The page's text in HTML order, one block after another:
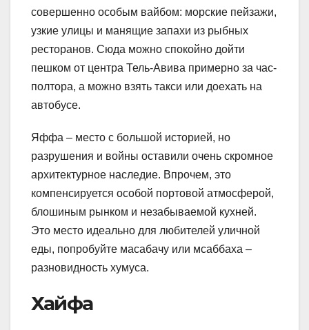
совершенно особым вайбом: морские пейзажи,
узкие улицы и манящие запахи из рыбных
ресторанов. Сюда можно спокойно дойти
пешком от центра Тель-Авива примерно за час-
полтора, а можно взять такси или доехать на
автобусе.
Яффа – место с большой историей, но
разрушения и войны оставили очень скромное
архитектурное наследие. Впрочем, это
компенсируется особой портовой атмосферой,
блошиным рынком и незабываемой кухней.
Это место идеально для любителей уличной
еды, попробуйте масабачу или мсаббаха –
разновидность хумуса.
Хайфа